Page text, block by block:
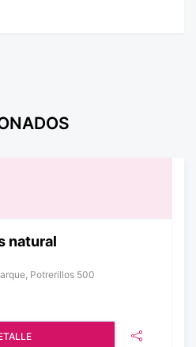
natural
Potrerillos 500